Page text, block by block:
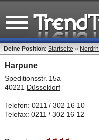
Deine Position: Startseite »
Harpune
Speditionsstr. 15a
40221 Düsseldorf
Telefon: 0211 / 302 16 10
Telefax: 0211 / 302 16 12